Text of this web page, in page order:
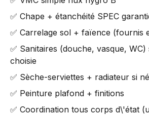
✅ Chape + étanchéité SPEC
✅ Carrelage sol + faïence (fournis
✅ Sanitaires (douche, vasque, WC)
choisie
✅ Sèche-serviettes + radiateur si
✅ Peinture plafond + finitions
✅ Coordination tous corps d\'état